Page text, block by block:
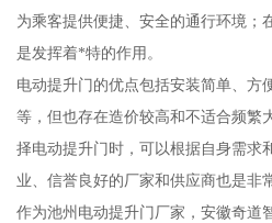
为乘客提供便捷、安全的通行环境；
是发挥着*特的作用。
电动提升门的优点包括安装简单、方
等，但也存在造价较高和不适合频繁
择电动提升门时，可以根据自身需求
业、信誉良好的厂家和供应商也是非
作为池州电动提升门厂家，安徽奇道